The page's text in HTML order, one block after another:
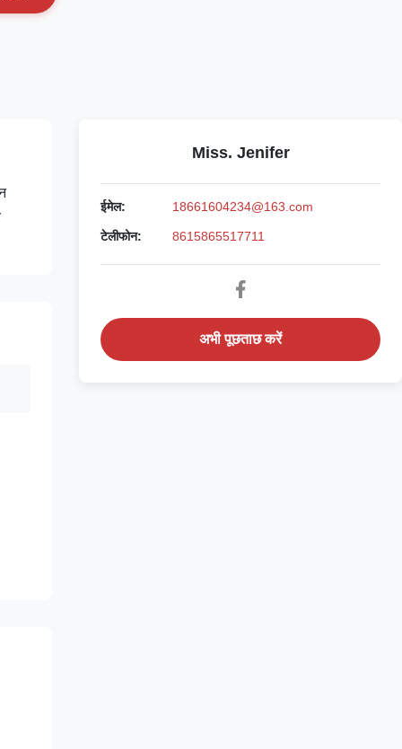
Miss. Jenifer
ईमेल: 18661604234@163.com
टेलीफोन: 8615865517711
अभी पूछताछ करें